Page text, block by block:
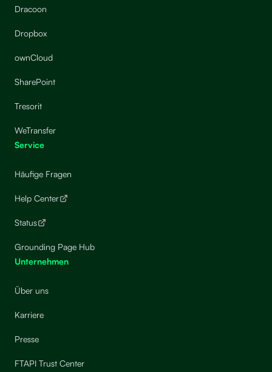
Dracoon
Dropbox
ownCloud
SharePoint
Tresorit
WeTransfer
Service
Häufige Fragen
Help Center
Status
Grounding Page Hub
Unternehmen
Über uns
Karriere
Presse
FTAPI Trust Center